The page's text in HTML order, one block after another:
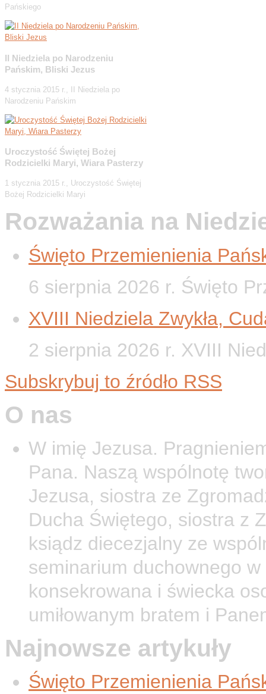
Pańskiego
II Niedziela po Narodzeniu
Pańskim, Bliski Jezus
4 stycznia 2015 r., II Niedziela po
Narodzeniu Pańskim
Uroczystość Świętej Bożej
Rodzicielki Maryi, Wiara Pasterzy
1 stycznia 2015 r., Uroczystość Świętej
Bożej Rodzicielki Maryi
Rozważania na
Święto Przemienienia
6 sierpnia 2026 r. Święto
XVIII Niedziela Zwykła,
2 sierpnia 2026 r. XVIII
Subskrybuj to źródło RSS
O nas
W imię Jezusa.
Pana. Naszą wspólnotę
Jezusa, siostra ze
Ducha Świętego, siostra z
ksiądz diecezjalny ze
seminarium duchownego
konsekrowana i świecka
umiłowanym bratem i
Najnowsze artykuły
Święto Przemienienia